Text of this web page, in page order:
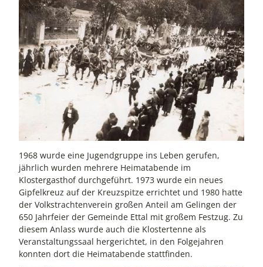
1968 wurde eine Jugendgruppe ins Leben gerufen,
jährlich wurden mehrere Heimatabende im
Klostergasthof durchgeführt. 1973 wurde ein neues
Gipfelkreuz auf der Kreuzspitze errichtet und 1980 hatte
der Volkstrachtenverein großen Anteil am Gelingen der
650 Jahrfeier der Gemeinde Ettal mit großem Festzug. Zu
diesem Anlass wurde auch die Klostertenne als
Veranstaltungssaal hergerichtet, in den Folgejahren
konnten dort die Heimatabende stattfinden.